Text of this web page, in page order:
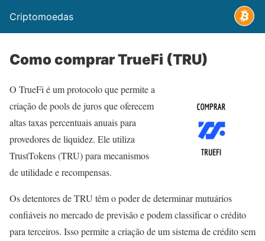
Criptomoedas
Como comprar TrueFi (TRU)
O TrueFi é um protocolo que permite a
criação de pools de juros que oferecem
altas taxas percentuais anuais para
provedores de liquidez. Ele utiliza
TrustTokens (TRU) para mecanismos
de utilidade e recompensas.
Os detentores de TRU têm o poder de determinar mutuários
confiáveis no mercado de previsão e podem classificar o crédito
para terceiros. Isso permite a criação de um sistema de crédito sem